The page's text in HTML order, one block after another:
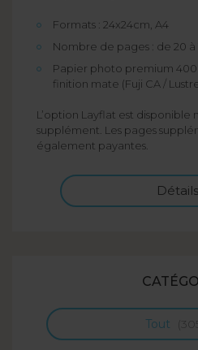
Formats : 24x24cm, A4
Nombre de pages : de 20 à
Papier photo premium 400
finition mate (Fuji CA /
L’option Layflat est disponible
supplément. Les pages
également payantes.
Détails
Tout (305)